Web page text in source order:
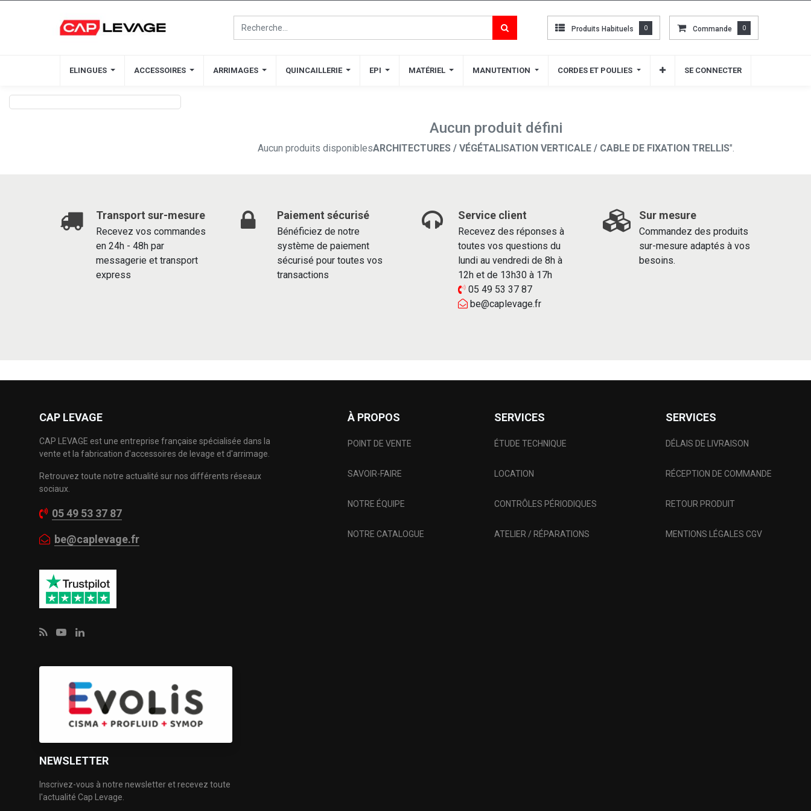
Produits Habituels 0 Commande 0
ELINGUES ACCESSOIRES ARRIMAGES QUINCAILLERIE EPI MATÉRIEL MANUTENTION CORDES ET POULIES SE CONNECTER
Produits Habituels 0 Commande 0
ELINGUES ACCESSOIRES ARRIMAGES QUINCAILLERIE EPI MATÉRIEL MANUTENTION CORDES ET POULIES SE CONNECTER
Aucun produit défini
Aucun produits disponiblesARCHITECTURES / VÉGÉTALISATION VERTICALE / CABLE DE FIXATION TRELLIS".
Transport sur-mesure
Recevez vos commandes
en 24h - 48h par
messagerie et transport
express
Paiement sécurisé
Bénéficiez de notre
système de paiement
sécurisé pour toutes vos
transactions
Service client
Recevez des réponses à
toutes vos questions du
lundi au vendredi de 8h à
12h et de 13h30 à 17h
05 49 53 37 87
be@caplevage.fr
Sur mesure
Commandez des produits
sur-mesure adaptés à vos
besoins.
CAP LEVAGE
CAP LEVAGE est une entreprise française spécialisée dans la
vente et la fabrication d'accessoires de levage et d'arrimage.
Retrouvez toute notre actualité sur nos différents réseaux
sociaux.
05 49 53 37 87
be@caplevage.fr
À PROPOS
POINT DE VENTE
SAVOIR-FAIRE
NOTRE ÉQUIPE
NOTRE CATALOGUE
SERVICES
ÉTUDE TECHNIQUE
LOCATION
CONTRÔLES PÉRIODIQUES
ATELIER / RÉPARATIONS
SERVICES
DÉLAIS DE LIVRAISON
RÉCEPTION DE COMMANDE
RETOUR PRODUIT
MENTIONS LÉGALES CGV
NEWSLETTER
Inscrivez-vous à notre newsletter et recevez toute
l'actualité Cap Levage.